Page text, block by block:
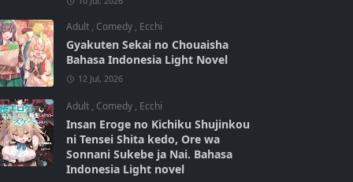
Adult , Comedy , Ecchi
Gyakuten Sekai no Chouaisha
Bahasa Indonesia Light Novel
12 Jul, 2026
Adult , Comedy , Ecchi
Insan Eroge no Kichiku Shujinkou
ni Tensei Shita kedo, Ore wa
Sonnani Sukebe ja Nai. Bahasa
Indonesia Light novel